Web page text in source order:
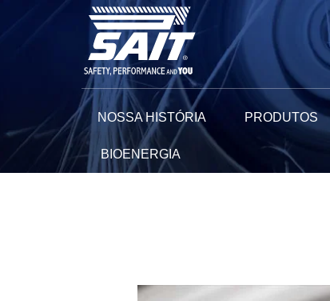
NOSSA HISTÓRIA PRODUTOS
BIOENERGIA